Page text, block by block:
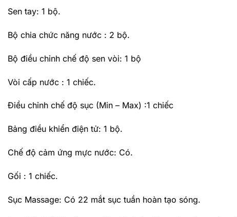
Sen tay: 1 bộ.
Bộ chia chức năng nước : 2 bộ.
Bộ điều chỉnh chế độ sen vòi: 1 bộ
Vòi cấp nước : 1 chiếc.
Điều chỉnh chế độ sục (Min – Max) :1 chiếc
Bảng điều khiển điện tử: 1 bộ.
Chế độ cảm ứng mực nước: Có.
Gối : 1 chiếc.
Sục Massage: Có 22 mắt sục tuần hoàn tạo sóng.